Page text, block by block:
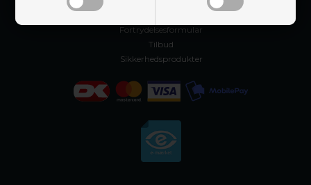
Fortrydelsesformular
Tilbud
Sikkerhedsprodukter